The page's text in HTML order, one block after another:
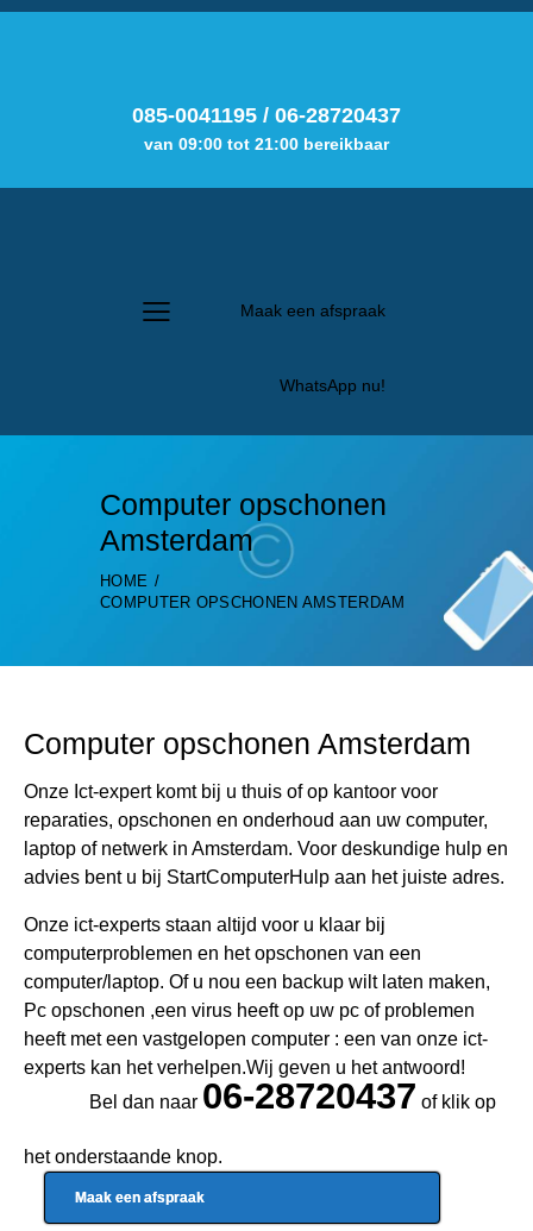
085-0041195 / 06-28720437
van 09:00 tot 21:00 bereikbaar
Maak een afspraak
WhatsApp nu!
Computer opschonen
Amsterdam
HOME
COMPUTER OPSCHONEN AMSTERDAM
Computer opschonen Amsterdam
Onze Ict-expert komt bij u thuis of op kantoor voor
reparaties, opschonen en onderhoud aan uw computer,
laptop of netwerk in Amsterdam. Voor deskundige hulp en
advies bent u bij StartComputerHulp aan het juiste adres.
Onze ict-experts staan altijd voor u klaar bij
computerproblemen en het opschonen van een
computer/laptop. Of u nou een backup wilt laten maken,
Pc opschonen ,een virus heeft op uw pc of problemen
heeft met een vastgelopen computer : een van onze ict-
experts kan het verhelpen.Wij geven u het antwoord!
Bel dan naar 06-28720437 of klik op
het onderstaande knop.
Maak een afspraak